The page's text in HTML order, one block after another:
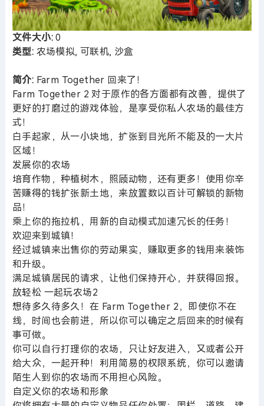
文件大小:0
类型: 农场模拟, 可联机, 沙盒
简介: Farm Together 回来了！
Farm Together 2 对于原作的各方面都有改善，提供了
更好的打磨过的游戏体验，是享受你私人农场的最佳方
式！
白手起家，从一小块地，扩张到目光所不能及的一大片
区域！
发展你的农场
培育作物，种植树木，照顾动物，还有更多！使用你辛
苦赚得的钱扩张新土地，来放置数以百计可解锁的新物
品！
乘上你的拖拉机，用新的自动模式加速冗长的任务！
欢迎来到城镇！
经过城镇来出售你的劳动果实，赚取更多的钱用来装饰
和升级。
满足城镇居民的请求，让他们保持开心，并获得回报。
放轻松 一起玩农场2
想待多久待多久！在 Farm Together 2，即使你不在
线，时间也会前进，所以你可以确定之后回来的时候有
事可做。
你可以自行打理你的农场，只让好友进入，又或者公开
给大众，一起开种！利用简易的权限系统，你可以邀请
陌生人到你的农场而不用担心风险。
自定义你的农场和形象